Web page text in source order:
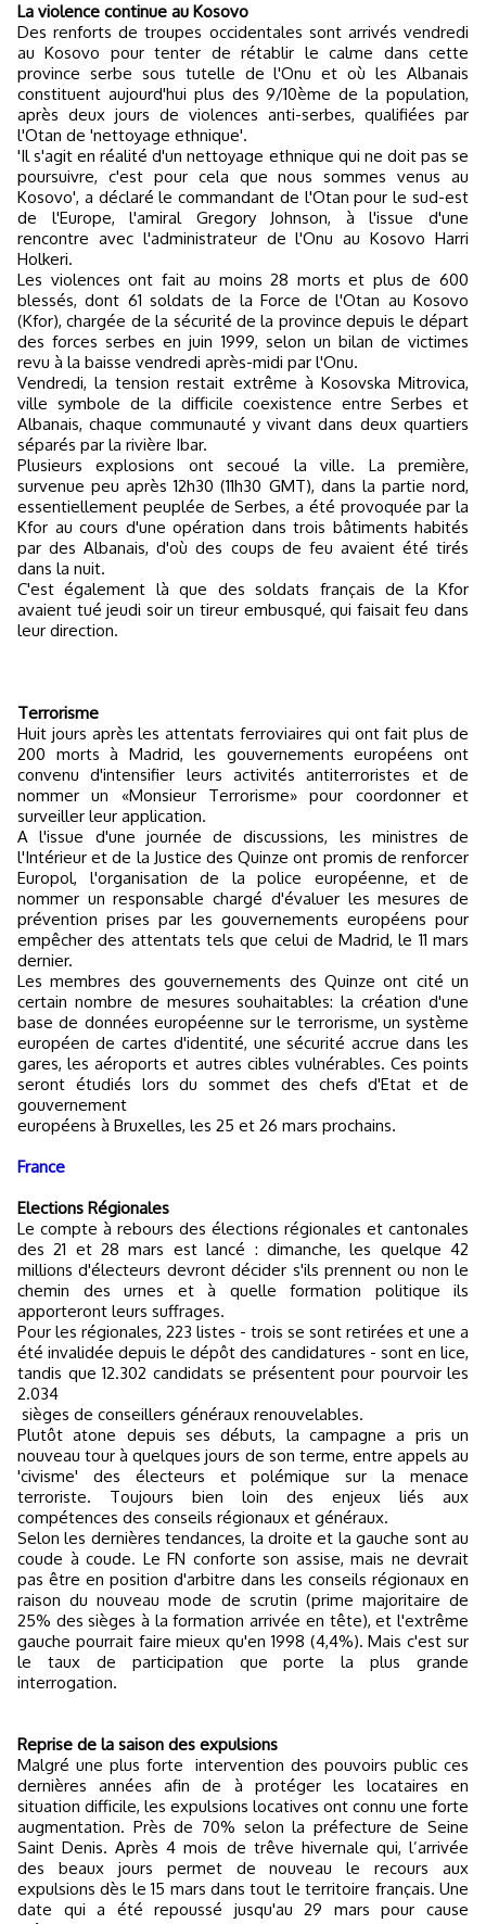
La violence continue au Kosovo
Des renforts de troupes occidentales sont arrivés vendredi
au Kosovo pour tenter de rétablir le calme dans cette
province serbe sous tutelle de l'Onu et où les Albanais
constituent aujourd'hui plus des 9/10ème de la population,
après deux jours de violences anti-serbes, qualifiées par
l'Otan de 'nettoyage ethnique'.
'Il s'agit en réalité d'un nettoyage ethnique qui ne doit pas se
poursuivre, c'est pour cela que nous sommes venus au
Kosovo', a déclaré le commandant de l'Otan pour le sud-est
de l'Europe, l'amiral Gregory Johnson, à l'issue d'une
rencontre avec l'administrateur de l'Onu au Kosovo Harri
Holkeri.
Les violences ont fait au moins 28 morts et plus de 600
blessés, dont 61 soldats de la Force de l'Otan au Kosovo
(Kfor), chargée de la sécurité de la province depuis le départ
des forces serbes en juin 1999, selon un bilan de victimes
revu à la baisse vendredi après-midi par l'Onu.
Vendredi, la tension restait extrême à Kosovska Mitrovica,
ville symbole de la difficile coexistence entre Serbes et
Albanais, chaque communauté y vivant dans deux quartiers
séparés par la rivière Ibar.
Plusieurs explosions ont secoué la ville. La première,
survenue peu après 12h30 (11h30 GMT), dans la partie nord,
essentiellement peuplée de Serbes, a été provoquée par la
Kfor au cours d'une opération dans trois bâtiments habités
par des Albanais, d'où des coups de feu avaient été tirés
dans la nuit.
C'est également là que des soldats français de la Kfor
avaient tué jeudi soir un tireur embusqué, qui faisait feu dans
leur direction.
Terrorisme
Huit jours après les attentats ferroviaires qui ont fait plus de
200 morts à Madrid, les gouvernements européens ont
convenu d'intensifier leurs activités antiterroristes et de
nommer un «Monsieur Terrorisme» pour coordonner et
surveiller leur application.
A l'issue d'une journée de discussions, les ministres de
l'Intérieur et de la Justice des Quinze ont promis de renforcer
Europol, l'organisation de la police européenne, et de
nommer un responsable chargé d'évaluer les mesures de
prévention prises par les gouvernements européens pour
empêcher des attentats tels que celui de Madrid, le 11 mars
dernier.
Les membres des gouvernements des Quinze ont cité un
certain nombre de mesures souhaitables: la création d'une
base de données européenne sur le terrorisme, un système
européen de cartes d'identité, une sécurité accrue dans les
gares, les aéroports et autres cibles vulnérables. Ces points
seront étudiés lors du sommet des chefs d'Etat et de
gouvernement
européens à Bruxelles, les 25 et 26 mars prochains.
France
Elections Régionales
Le compte à rebours des élections régionales et cantonales
des 21 et 28 mars est lancé : dimanche, les quelque 42
millions d'électeurs devront décider s'ils prennent ou non le
chemin des urnes et à quelle formation politique ils
apporteront leurs suffrages.
Pour les régionales, 223 listes - trois se sont retirées et une a
été invalidée depuis le dépôt des candidatures - sont en lice,
tandis que 12.302 candidats se présentent pour pourvoir les
2.034
sièges de conseillers généraux renouvelables.
Plutôt atone depuis ses débuts, la campagne a pris un
nouveau tour à quelques jours de son terme, entre appels au
'civisme' des électeurs et polémique sur la menace
terroriste. Toujours bien loin des enjeux liés aux
compétences des conseils régionaux et généraux.
Selon les dernières tendances, la droite et la gauche sont au
coude à coude. Le FN conforte son assise, mais ne devrait
pas être en position d'arbitre dans les conseils régionaux en
raison du nouveau mode de scrutin (prime majoritaire de
25% des sièges à la formation arrivée en tête), et l'extrême
gauche pourrait faire mieux qu'en 1998 (4,4%). Mais c'est sur
le taux de participation que porte la plus grande
interrogation.
Reprise de la saison des expulsions
Malgré une plus forte
intervention des pouvoirs public ces
dernières années afin de à protéger les locataires en
situation difficile, les expulsions locatives ont connu une forte
augmentation. Près de 70% selon la préfecture de Seine
Saint Denis. Après 4 mois de trêve hivernale qui, l’arrivée
des beaux jours permet de nouveau le recours aux
expulsions dès le 15 mars dans tout le territoire français. Une
date qui a été repoussé jusqu'au 29 mars pour cause